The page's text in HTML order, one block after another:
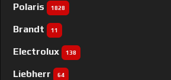
Polaris 1828
Brandt 11
Electrolux 138
Liebherr 64